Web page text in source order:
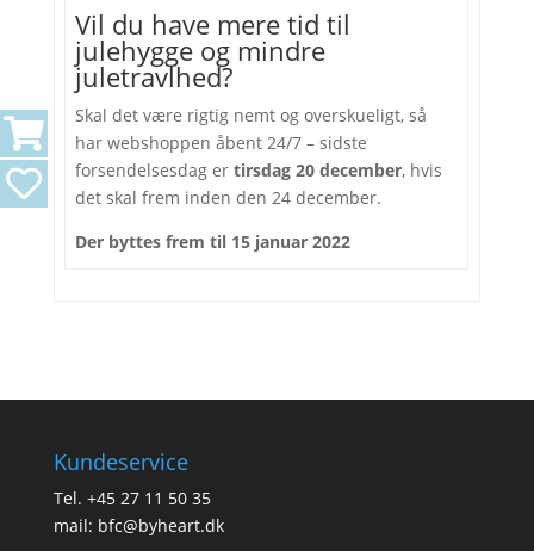
Vil du have mere tid til
julehygge og mindre
juletravlhed?
Skal det være rigtig nemt og overskueligt, så
har webshoppen åbent 24/7 – sidste
forsendelsesdag ertirsdag 20 december, hvis
det skal frem inden den 24 december.
Der byttes frem til 15 januar 2022
Kundeservice
Tel. +45 27 11 50 35
mail: bfc@byheart.dk